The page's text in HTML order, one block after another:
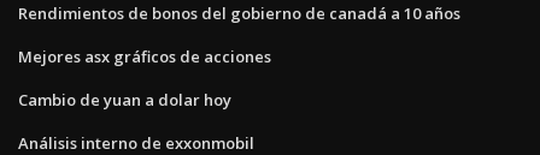
Rendimientos de bonos del gobierno de canadá a 10 años
Mejores asx gráficos de acciones
Cambio de yuan a dolar hoy
Análisis interno de exxonmobil